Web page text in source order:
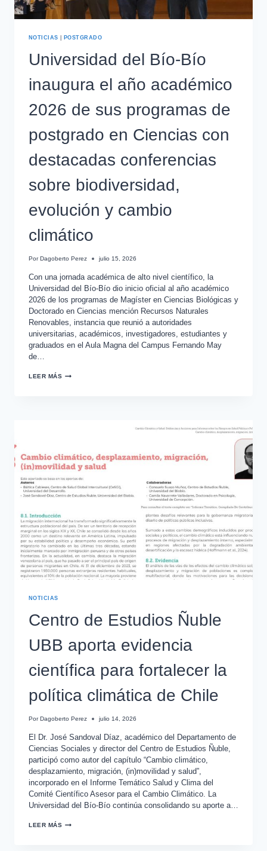
NOTICIAS POSTGRADO
Universidad del Bío-Bío
inaugura el año académico
2026 de sus programas de
postgrado en Ciencias con
destacadas conferencias
sobre biodiversidad,
evolución y cambio
climático
Por Dagoberto Perez julio 15, 2026
Con una jornada académica de alto nivel científico, la
Universidad del Bío-Bío dio inicio oficial al año académico
2026 de los programas de Magíster en Ciencias Biológicas y
Doctorado en Ciencias mención Recursos Naturales
Renovables, instancia que reunió a autoridades
universitarias, académicos, investigadores, estudiantes y
graduados en el Aula Magna del Campus Fernando May
de…
LEER MÁS
NOTICIAS
Centro de Estudios Ñuble
UBB aporta evidencia
científica para fortalecer la
política climática de Chile
Por Dagoberto Perez julio 14, 2026
El Dr. José Sandoval Díaz, académico del Departamento de
Ciencias Sociales y director del Centro de Estudios Ñuble,
participó como autor del capítulo “Cambio climático,
desplazamiento, migración, (in)movilidad y salud”,
incorporado en el Informe Temático Salud y Clima del
Comité Científico Asesor para el Cambio Climático. La
Universidad del Bío-Bío continúa consolidando su aporte a…
LEER MÁS